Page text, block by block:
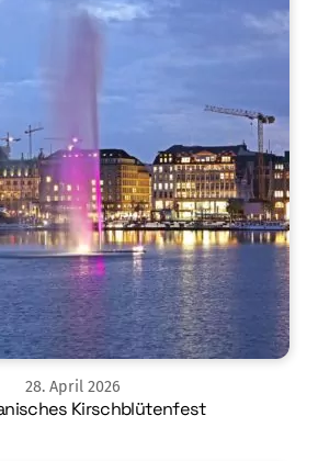
28. April 2026
Kirschblütenfest